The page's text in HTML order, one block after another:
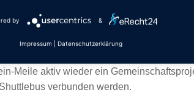
wunderbare Gelegenheit, die
Erlebnis für die ganze Familie.
Feiertage ein!
Meile aktiv wieder ein
verbunden werden.
by &
Impressum Datenschutzerklärung